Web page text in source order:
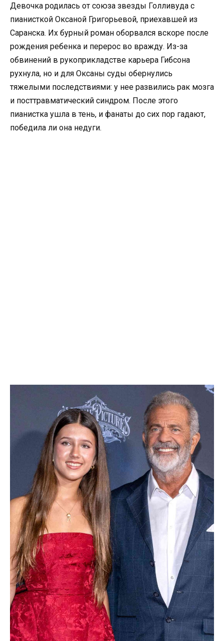
Девочка родилась от союза звезды Голливуда с
пианисткой Оксаной Григорьевой, приехавшей из
Саранска. Их бурный роман оборвался вскоре после
рождения ребенка и перерос во вражду. Из-за
обвинений в рукоприкладстве карьера Гибсона
рухнула, но и для Оксаны суды обернулись
тяжелыми последствиями: у нее развились рак мозга
и посттравматический синдром. После этого
пианистка ушла в тень, и фанаты до сих пор гадают,
победила ли она недуги.